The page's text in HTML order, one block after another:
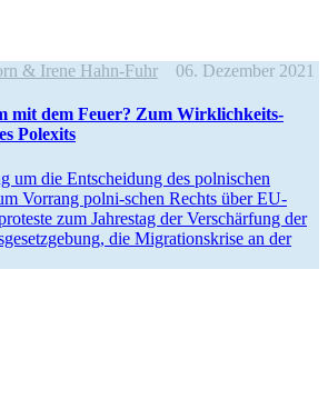
& Irene Hahn-Fuhr 06. Dezember 2021
mit dem Feuer? Zum Wirklich­keits­
Polexits
um die Entscheidung des polni­schen
Vorrang polni-schen Rechts über EU-
zum Jahrestag der Verschärfung der
die Migra­ti­ons­krise an der